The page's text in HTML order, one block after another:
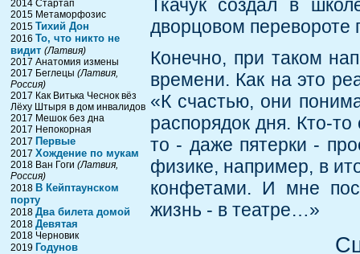
2014 Стартап
2015 Метаморфозис
2015 Тихий Дон
2016 То, что никто не
видит (Латвия)
2017 Анатомия измены
2017 Беглецы (Латвия,
Россия)
2017 Как Витька Чеснок вёз
Лёху Штыря в дом инвалидов
2017 Мешок без дна
2017 Непокорная
2017 Первые
2017 Хождение по мукам
2018 Ван Гоги (Латвия,
Россия)
2018 В Кейптаунском
порту
2018 Два билета домой
2018 Девятая
2018 Черновик
2019 Годунов
Ткачук создал в
дворцовом перевороте
Конечно, при таком
времени. Как на это
«К счастью, они
распорядок дня. Кто-
то - даже пятерки -
физике, например, в
конфетами. И мне
жизнь - в театре…»